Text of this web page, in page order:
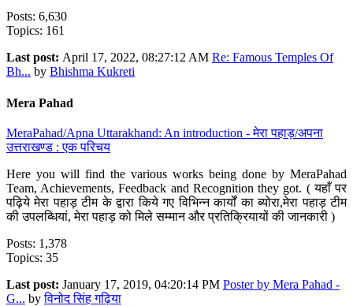
Posts: 6,630
Topics: 161
Last post: April 17, 2022, 08:27:12 AM Re: Famous Temples Of
Bh... by Bhishma Kukreti
Mera Pahad
MeraPahad/Apna Uttarakhand: An introduction - मेरा पहाड़/अपना
उत्तराखण्ड : एक परिचय
Here you will find the various works being done by MeraPahad
Team, Achievements, Feedback and Recognition they got. ( यहाँ पर
पढ़िये मेरा पहाड़ टीम के द्वारा किये गए विभिन्न कार्यों का ब्योरा,मेरा पहाड़ टीम
की उपलब्धियां, मेरा पहाड़ को मिले सम्मान और प्रतिक्रियायों की जानकारी )
Posts: 1,378
Topics: 35
Last post: January 17, 2019, 04:20:14 PM Poster by Mera Pahad -
G... byविनोद सिंह गढ़िया